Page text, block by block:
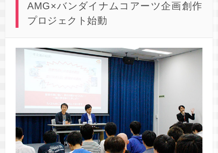
AMG×バンダイナムコアーツ企画創作
プロジェクト始動